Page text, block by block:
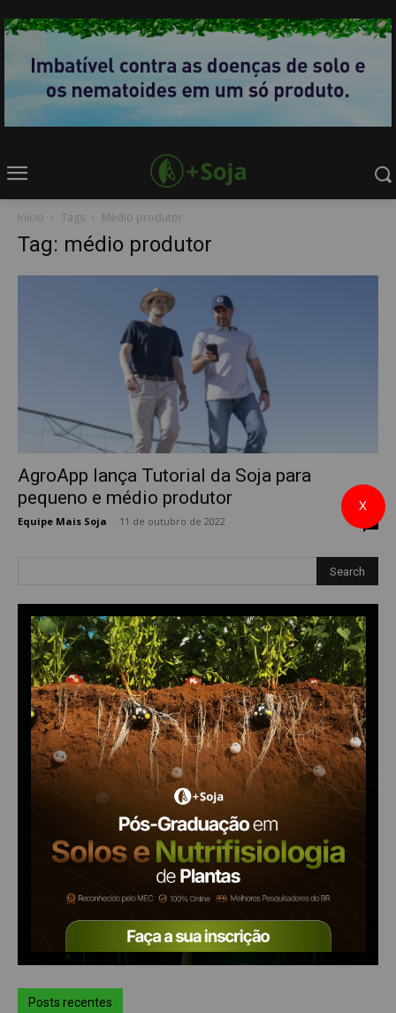
Início Tags Médio produtor
Tag: médio produtor
AgroApp lança Tutorial da Soja para
pequeno e médio produtor
Equipe Mais Soja 11 de outubro de 2022
Posts recentes
X